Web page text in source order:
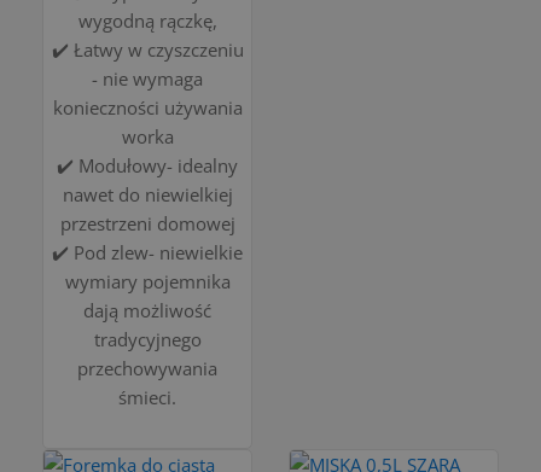
wygodną rączkę,
✔️ Łatwy w czyszczeniu
- nie wymaga
konieczności używania
worka
✔️ Modułowy- idealny
nawet do niewielkiej
przestrzeni domowej
✔️ Pod zlew- niewielkie
wymiary pojemnika
dają możliwość
tradycyjnego
przechowywania
śmieci.